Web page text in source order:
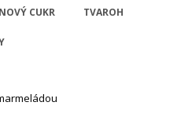
CUKR TVAROH